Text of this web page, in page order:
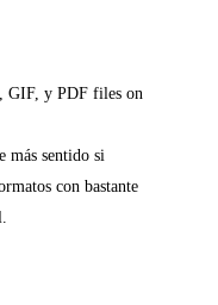
GIF, y PDF files on
más sentido si
con bastante